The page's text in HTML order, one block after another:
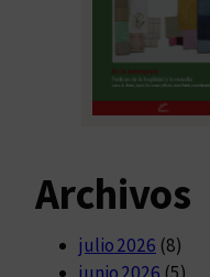
Archivos
julio 2026 (8)
junio 2026 (5)